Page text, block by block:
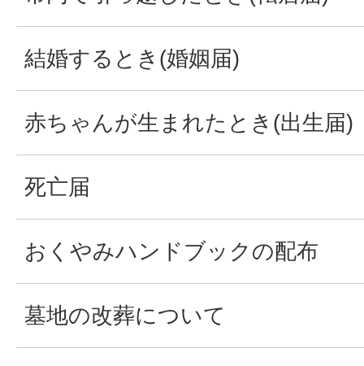
結婚するとき(婚姻届)
赤ちゃんが生まれたとき(出生届)
死亡届
おくやみハンドブックの配布
墓地の改葬について